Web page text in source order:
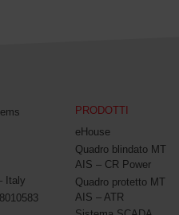
Italy
PRODOTTI
eHouse
Quadro blindato MT
AIS – CR Power
Quadro protetto MT
AIS – ATR